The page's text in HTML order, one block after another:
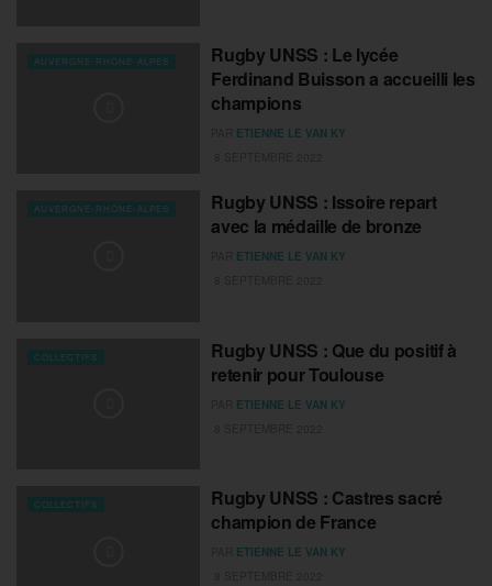
AUVERGNE-RHONE-ALPES
Rugby UNSS : Le lycée
Ferdinand Buisson a accueilli les
champions
ETIENNE LE VAN KY
AUVERGNE-RHONE-ALPES
Rugby UNSS : Issoire repart
avec la médaille de bronze
ETIENNE LE VAN KY
COLLECTIFS
Rugby UNSS : Que du positif à
retenir pour Toulouse
ETIENNE LE VAN KY
COLLECTIFS
Rugby UNSS : Castres sacré
champion de France
ETIENNE LE VAN KY